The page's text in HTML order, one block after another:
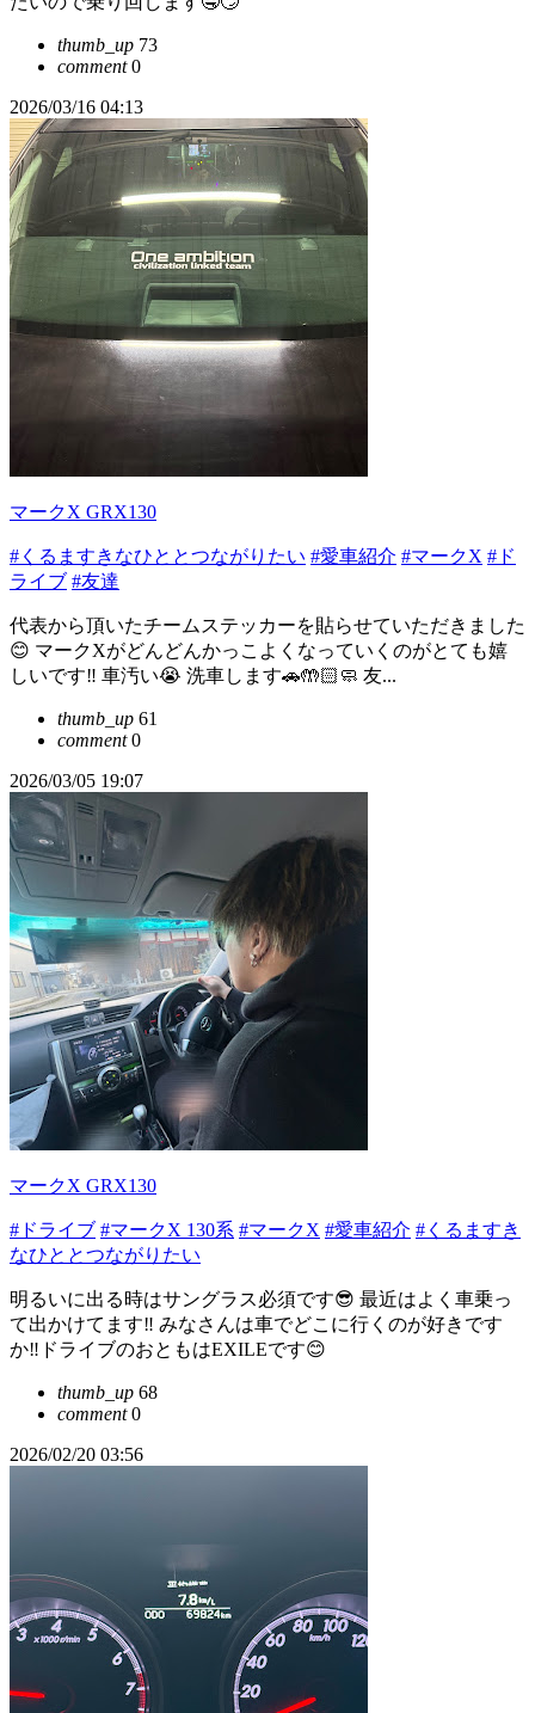
thumb_up 73
comment0
2026/03/16 04:13
マークX GRX130
#くるますきなひととつながりたい #愛車紹介 #マークX #ド
ライブ #友達
代表から頂いたチームステッカーを貼らせていただきました
😊 マークXがどんどんかっこよくなっていくのがとても嬉
しいです‼️ 車汚い😭 洗車します🚗🤲🏻🧼 友...
thumb_up 61
comment0
2026/03/05 19:07
マークX GRX130
#ドライブ #マークX 130系 #マークX #愛車紹介 #くるますき
なひととつながりたい
明るいに出る時はサングラス必須です😎 最近はよく車乗っ
て出かけてます‼️ みなさんは車でどこに行くのが好きです
か‼️ドライブのおともはEXILEです😊
thumb_up 68
comment0
2026/02/20 03:56